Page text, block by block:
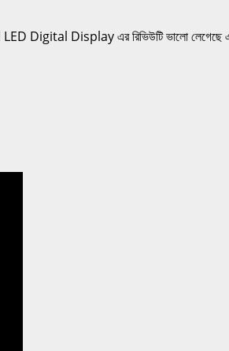
Display এর রিভিউটি ভালো লেগেছে এবং